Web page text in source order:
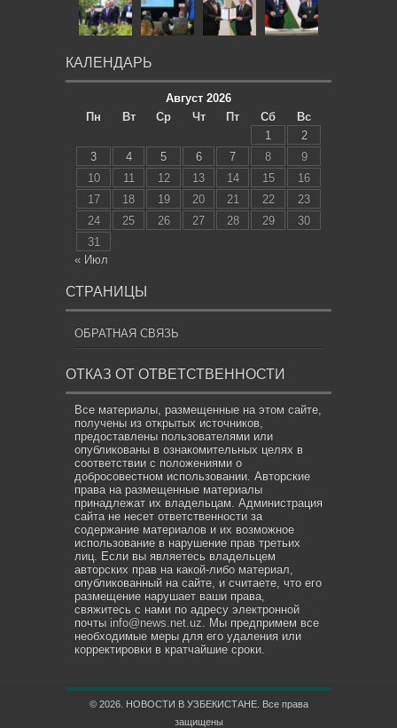
КАЛЕНДАРЬ
Август 2026
Пн
Вт Ср Чт Пт Сб
Вс
1
2
3
4 5 6 7 8
9
10
11 12 13 14 15
16
17
18 19 20 21 22
23
24
25 26 27 28 29
30
31
« Июл
СТРАНИЦЫ
ОБРАТНАЯ СВЯЗЬ
ОТКАЗ ОТ ОТВЕТСТВЕННОСТИ
Все материалы, размещенные на этом сайте,
получены из открытых источников,
предоставлены пользователями или
опубликованы в ознакомительных целях в
соответствии с положениями о
добросовестном использовании. Авторские
права на размещенные материалы
принадлежат их владельцам. Администрация
сайта не несет ответственности за
содержание материалов и их возможное
использование в нарушение прав третьих
лиц. Если вы являетесь владельцем
авторских прав на какой-либо материал,
опубликованный на сайте, и считаете, что его
размещение нарушает ваши права,
свяжитесь с нами по адресу электронной
почты info@news.net.uz. Мы предпримем все
необходимые меры для его удаления или
корректировки в кратчайшие сроки.
© 2026. НОВОСТИ В УЗБЕКИСТАНЕ. Все права
защищены